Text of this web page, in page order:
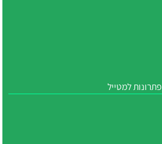
פתרונות למטייל